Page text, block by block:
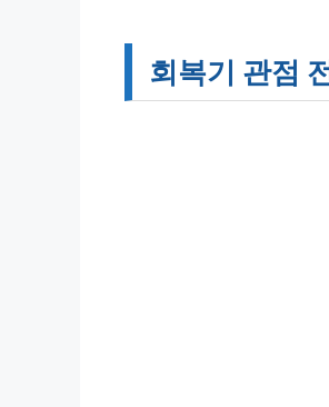
회복기 관점